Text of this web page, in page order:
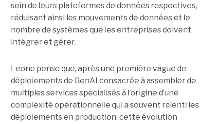
sein de leurs plateformes de données respectives,
réduisant ainsi les mouvements de données et le
nombre de systèmes que les entreprises doivent
intégrer et gérer.
Leone pense que, après une première vague de
déploiements de GenAI consacrée à assembler de
multiples services spécialisés à l’origine d’une
complexité opérationnelle qui a souvent ralenti les
déploiements en production, cette évolution